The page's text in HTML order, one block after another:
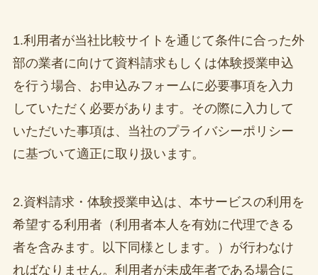
1.利用者が当社比較サイトを通じて条件に合った外
部の業者に向けて資料請求もしくは体験授業申込
を行う場合、お申込みフォームに必要事項を入力
していただく必要があります。その際に入力して
いただいた事項は、当社のプライバシーポリシー
に基づいて適正に取り扱います。
2.資料請求・体験授業申込は、本サービスの利用を
希望する利用者（利用者本人を有効に代理できる
者を含みます。以下同様とします。）が行わなけ
ればなりません。利用者が未成年者である場合に